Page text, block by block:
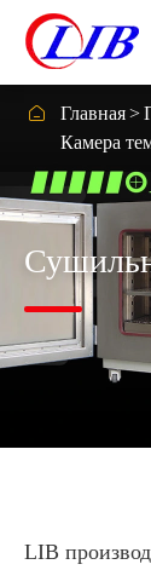
 Главная
Камера
LIB